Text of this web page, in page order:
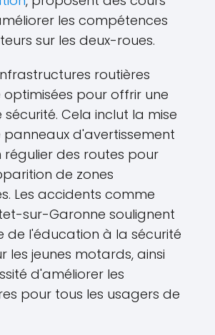
les compétences
sur les deux-roues.
routières
pour offrir une
Cela inclut la mise
d'avertissement
régulier des routes pour
de zones
Les accidents comme
sur-Garonne soulignent
de l'éducation à la sécurité
les jeunes motards, ainsi
d'améliorer les
pour tous les usagers de